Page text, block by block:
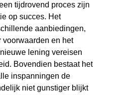
tijdrovend proces zijn
op succes. Het
aanbiedingen,
en het
lening vereisen
Bovendien bestaat het
inspanningen de
niet gunstiger blijkt